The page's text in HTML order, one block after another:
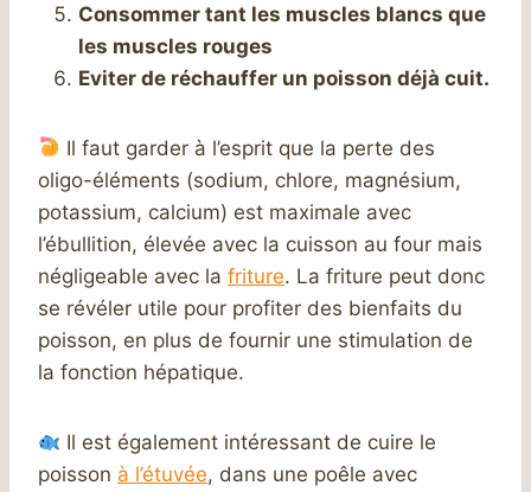
Consommer tant les muscles blancs que
les muscles rouges
Eviter de réchauffer un poisson déjà cuit.
Il faut garder à l’esprit que la perte des
oligo-éléments (sodium, chlore, magnésium,
potassium, calcium) est maximale avec
l’ébullition, élevée avec la cuisson au four mais
négligeable avec la friture. La friture peut donc
se révéler utile pour profiter des bienfaits du
poisson, en plus de fournir une stimulation de
la fonction hépatique.
Il est également intéressant de cuire le
poisson à l’étuvée, dans une poêle avec